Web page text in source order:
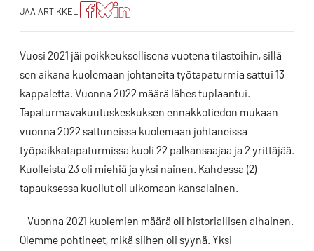
JAA ARTIKKELI
Jaa
artikkeli
Facebookissa
Jaa
artikkeli
Blueskyssa
Jako:
Jaa
artikkeli
Vuosi 2021 jäi poikkeuksellisena vuotena tilastoihin, sillä
sen aikana kuolemaan johtaneita työtapaturmia sattui 13
kappaletta. Vuonna 2022 määrä lähes tuplaantui.
Tapaturmavakuutuskeskuksen ennakkotiedon mukaan
vuonna 2022 sattuneissa kuolemaan johtaneissa
työpaikkatapaturmissa kuoli 22 palkansaajaa ja 2 yrittäjää.
Kuolleista 23 oli miehiä ja yksi nainen. Kahdessa (2)
tapauksessa kuollut oli ulkomaan kansalainen.
– Vuonna 2021 kuolemien määrä oli historiallisen alhainen.
Olemme pohtineet, mikä siihen oli syynä. Yksi